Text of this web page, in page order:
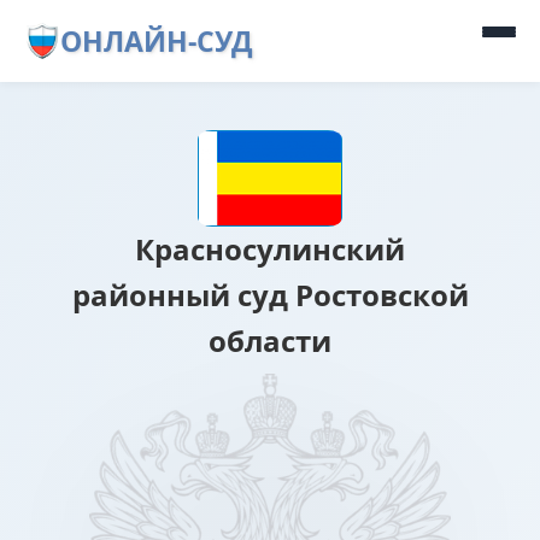
ОНЛАЙН-СУД
Красносулинский
районный суд Ростовской
области